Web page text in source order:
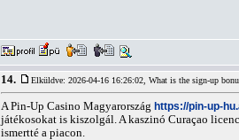
14. Elküldve: 2026-04-16 16:26:02, What is the sign-up
A Pin-Up Casino Magyarország https://pin-up-
játékosokat is kiszolgál. A kaszinó Curaçao
ismertté a piacon.